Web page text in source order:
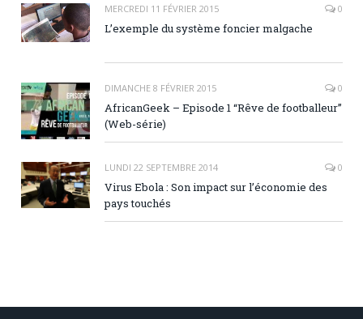
MERCREDI 11 FÉVRIER 2015 0
L’exemple du système foncier malgache
DIMANCHE 8 FÉVRIER 2015 0
AfricanGeek – Episode 1 “Rêve de footballeur”
(Web-série)
LUNDI 22 SEPTEMBRE 2014 0
Virus Ebola : Son impact sur l’économie des
pays touchés